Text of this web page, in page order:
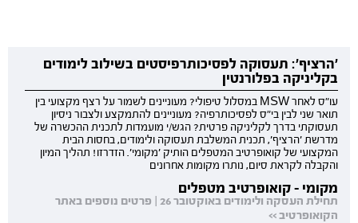
'הרציף': תעסוקה לפסיכותרפיסטים בשילוב לימודים
בקליניקה בפלורנטין
עו"ס לאחר MSW במסלול טיפולי? מעוניינים לשמור על רצף מקצועי בין
תואר שני לבין בי"ס לפסיכותרפיה? מעוניינים להתמקצע ולצבור ניסיון
תעסוקתי בדרך לקליניקה פרטית? הגש/י מועמדות לתכנית ההכשרה של
מדרשת 'הרציף', תכנית המשלבת תעסוקה ולימודים, בחסות הבית
המקצועי של קואופרטיב המטפלים הותיק 'מקומי'. הזדרזו! תהליך המיון
והקבלה לקראת סיום, נותרו מקומות אחרונים
מקומי - קואופרטיב מטפלים
תחילת העסקה ולימודים באוקטובר 26 | פרטים נוספים באתר
הקואופרטיב >>